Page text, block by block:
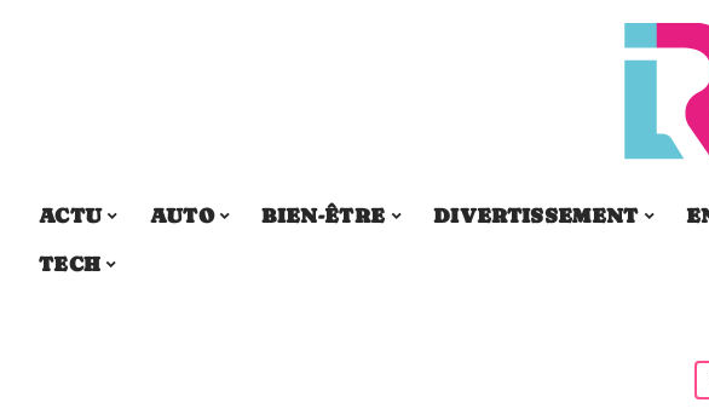
ACTU AUTO BIEN-ÊTRE DIVERTISSEMENT
TECH